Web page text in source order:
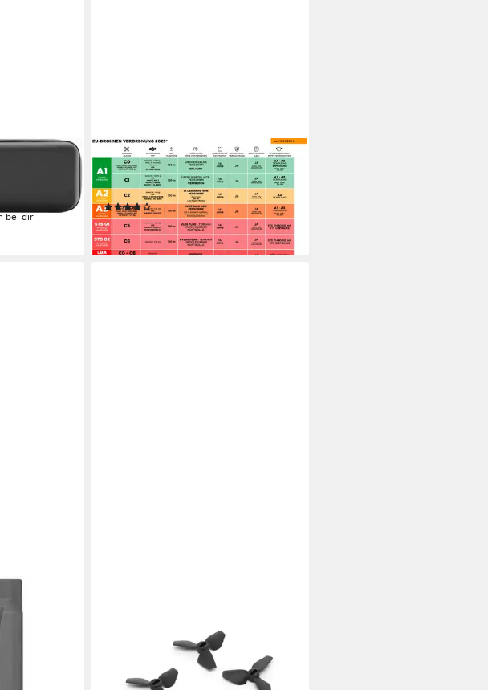
Action
bei dir
DJI
Mavic 3 Fly More Kit Zubehör
Drohne
(1)
661,26 €
lieferbar - in 2-3 Werktagen bei dir